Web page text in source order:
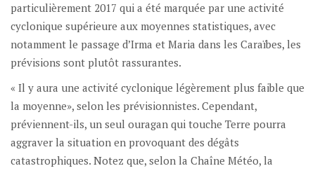
particulièrement 2017 qui a été marquée par une activité
cyclonique supérieure aux moyennes statistiques, avec
notamment le passage d’Irma et Maria dans les Caraïbes, les
prévisions sont plutôt rassurantes.
« Il y aura une activité cyclonique légèrement plus faible que
la moyenne», selon les prévisionnistes. Cependant,
préviennent-ils, un seul ouragan qui touche Terre pourra
aggraver la situation en provoquant des dégâts
catastrophiques. Notez que, selon la Chaîne Météo, la